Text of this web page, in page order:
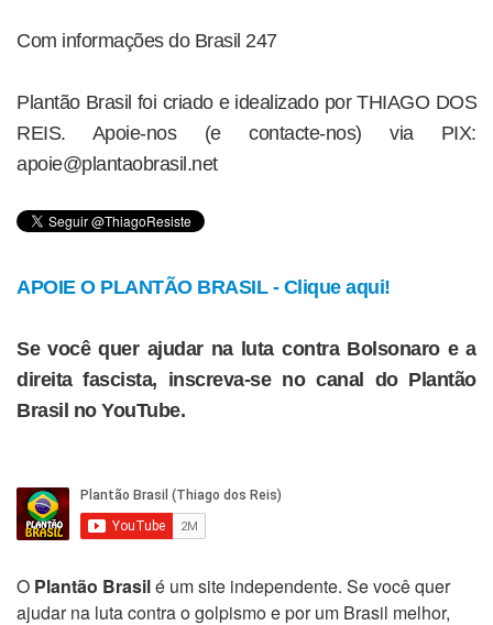
Com informações do Brasil 247
Plantão Brasil foi criado e idealizado por THIAGO DOS
REIS. Apoie-nos (e contacte-nos) via PIX:
apoie@plantaobrasil.net
APOIE O PLANTÃO BRASIL - Clique aqui!
Se você quer ajudar na luta contra Bolsonaro e a
direita fascista, inscreva-se no canal do Plantão
Brasil no YouTube.
O Plantão Brasilé um site independente. Se você quer
ajudar na luta contra o golpismo e por um Brasil melhor,